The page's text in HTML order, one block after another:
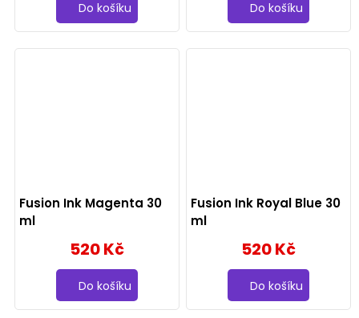
Do košíku Do košíku
Fusion Ink Magenta 30
ml
520 Kč
Do košíku
Fusion Ink Royal Blue 30
ml
520 Kč
Do košíku